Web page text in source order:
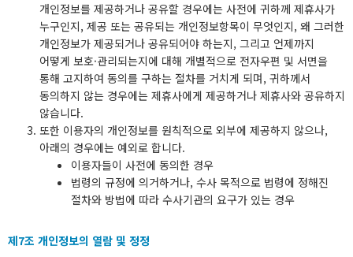
개인정보를 제공하거나 공유할 경우에는 사전에 귀하께 제휴사가
누구인지, 제공 또는 공유되는 개인정보항목이 무엇인지, 왜 그러한
개인정보가 제공되거나 공유되어야 하는지, 그리고 언제까지
어떻게 보호·관리되는지에 대해 개별적으로 전자우편 및 서면을
통해 고지하여 동의를 구하는 절차를 거치게 되며, 귀하께서
동의하지 않는 경우에는 제휴사에게 제공하거나 제휴사와 공유하지
않습니다.
또한 이용자의 개인정보를 원칙적으로 외부에 제공하지 않으나,
아래의 경우에는 예외로 합니다.
이용자들이 사전에 동의한 경우
법령의 규정에 의거하거나, 수사 목적으로 법령에 정해진
절차와 방법에 따라 수사기관의 요구가 있는 경우
제7조 개인정보의 열람 및 정정